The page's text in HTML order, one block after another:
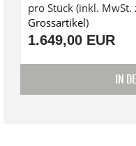
pro Stück (inkl. MwSt.
Grossartikel)
1.649,00 EUR
IN